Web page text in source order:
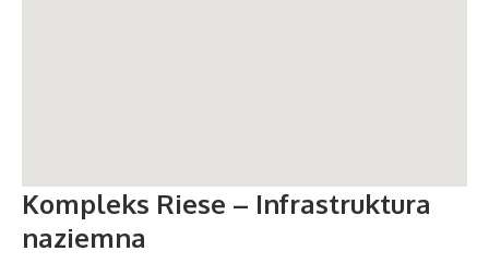
Kompleks Riese – Infrastruktura
naziemna